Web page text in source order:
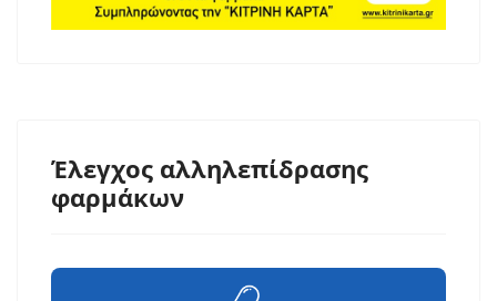
Έλεγχος αλληλεπίδρασης
φαρμάκων